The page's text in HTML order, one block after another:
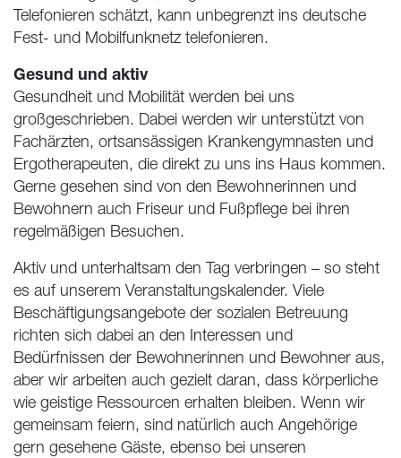
Telefonieren schätzt, kann unbegrenzt ins deutsche
Fest- und Mobilfunknetz telefonieren.
Gesund und aktiv
Gesundheit und Mobilität werden bei uns
großgeschrieben. Dabei werden wir unterstützt von
Fachärzten, ortsansässigen Krankengymnasten und
Ergotherapeuten, die direkt zu uns ins Haus kommen.
Gerne gesehen sind von den Bewohnerinnen und
Bewohnern auch Friseur und Fußpflege bei ihren
regelmäßigen Besuchen.
Aktiv und unterhaltsam den Tag verbringen – so steht
es auf unserem Veranstaltungskalender. Viele
Beschäftigungsangebote der sozialen Betreuung
richten sich dabei an den Interessen und
Bedürfnissen der Bewohnerinnen und Bewohner aus,
aber wir arbeiten auch gezielt daran, dass körperliche
wie geistige Ressourcen erhalten bleiben. Wenn wir
gemeinsam feiern, sind natürlich auch Angehörige
gern gesehene Gäste, ebenso bei unseren